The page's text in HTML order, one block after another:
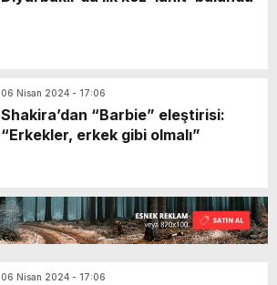
06 Nisan 2024 - 17:06
Shakira’dan “Barbie” eleştirisi:
“Erkekler, erkek gibi olmalı”
06 Nisan 2024 - 17:06